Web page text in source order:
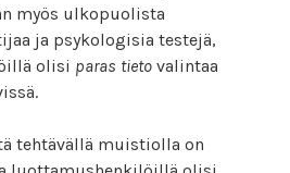
myös ulkopuolista
ja psykologisia testejä,
olisi paras tieto valintaa
tehtävällä muistiolla on